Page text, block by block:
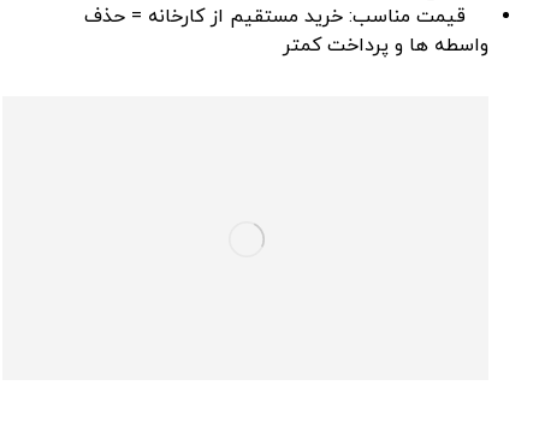
قیمت مناسب: خرید مستقیم از کارخانه = حذف
واسطه ‌ها و پرداخت کمتر